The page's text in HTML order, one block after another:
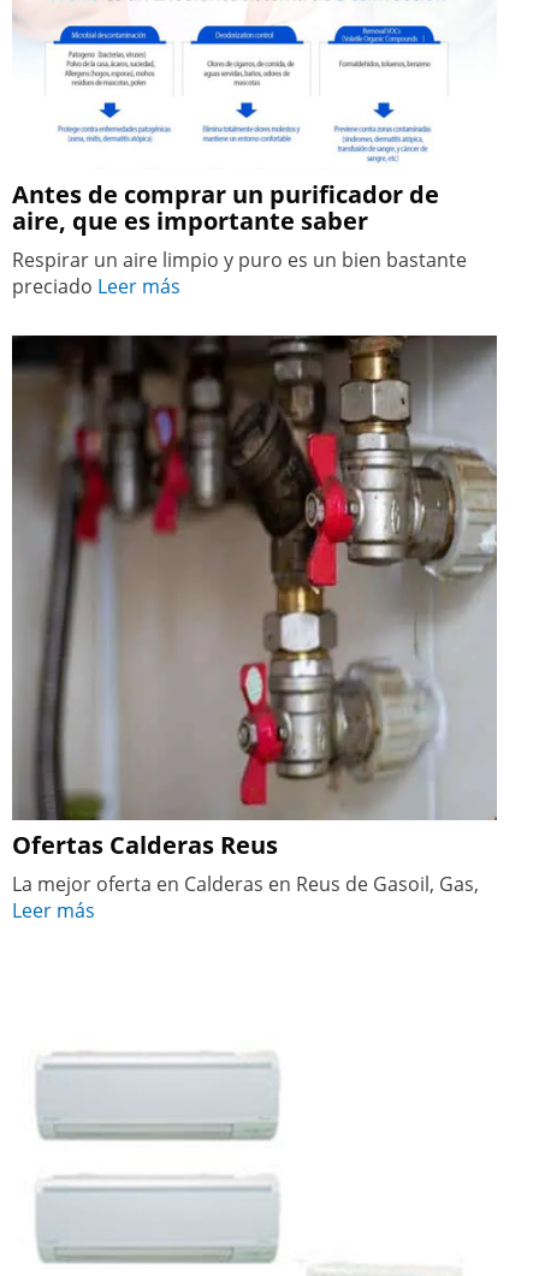
Antes de comprar un purificador de
aire, que es importante saber
Respirar un aire limpio y puro es un bien bastante
preciado Leer más
Ofertas Calderas Reus
La mejor oferta en Calderas en Reus de Gasoil, Gas,
Leer más